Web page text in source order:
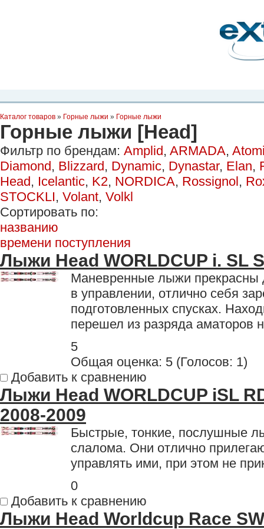
Каталог товаров » Горные лыжи » Горные лыжи
Горные лыжи [Head]
Фильтр по брендам: Amplid, ARMADA,
Diamond, Blizzard, Dynamic, Dynastar, Elan,
Head, Icelantic, K2, NORDICA, Rossignol,
STOCKLI, Volant, Volkl
Сортировать по:
названию
времени поступления
Лыжи Head WORLDCUP i. SL
Маневренные лыжи
в управлении, отлично себя
подготовленных спусках.
перешел из разряда аматоров
5
Общая оценка: 5 (Голосов: 1)
Добавить к сравнению
Лыжи Head WORLDCUP iSL
2008-2009
Быстрые, тонкие, послушные
слалома. Они отлично
управлять ими, при этом не
0
Добавить к сравнению
Лыжи Head Worldcup Race